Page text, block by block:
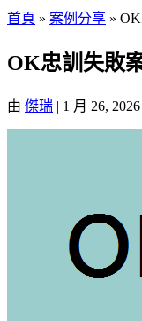
首頁 » 案例分享 »
OK忠訓失敗
由 傑瑞 | 1 月 26, 2026